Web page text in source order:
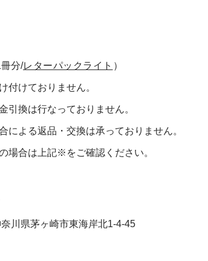
分/レターパックライト ）
付けておりません。
引換は行なっておりません。
による返品・交換は承っておりません。
場合は上記※をご確認ください。
川県茅ヶ崎市東海岸北1-4-45